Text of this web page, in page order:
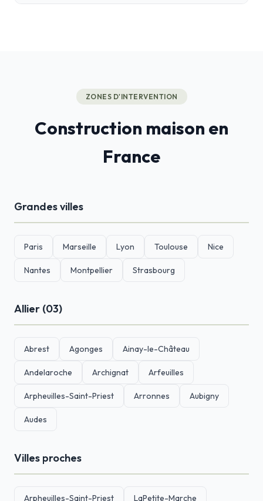
ZONES D'INTERVENTION
Construction maison en
France
Grandes villes
Paris Marseille Lyon Toulouse Nice
Nantes Montpellier Strasbourg
Allier (03)
Abrest Agonges Ainay-le-Château
Andelaroche Archignat Arfeuilles
Arpheuilles-Saint-Priest Arronnes Aubigny
Audes
Villes proches
Arpheuilles-Saint-Priest LaPetite-Marche